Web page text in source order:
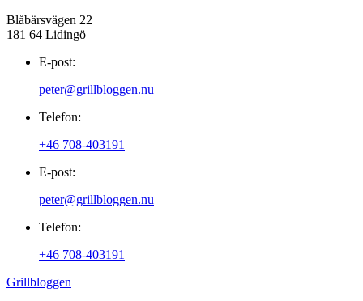
Blåbärsvägen 22
181 64 Lidingö
E-post:
peter@grillbloggen.nu
Telefon:
+46 708-403191
E-post:
peter@grillbloggen.nu
Telefon:
+46 708-403191
Grillbloggen